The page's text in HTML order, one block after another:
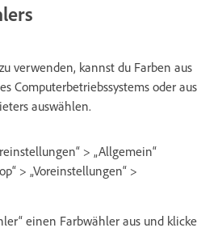
verwenden, kannst du Farben aus
Computerbetriebssystems oder aus
auswählen.
> „Allgemein“
> „Voreinstellungen“ >
einen Farbwähler aus und klicke